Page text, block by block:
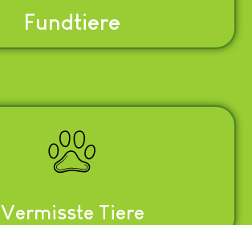
Fundtiere
Vermisste Tiere